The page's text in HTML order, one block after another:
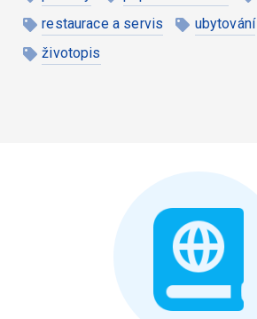
restaurace a servis
ubytování
životopis